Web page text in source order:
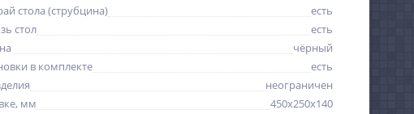
стола (струбцина)
есть
стол
есть
чёрный
в комплекте
есть
неограничен
мм
450x250x140